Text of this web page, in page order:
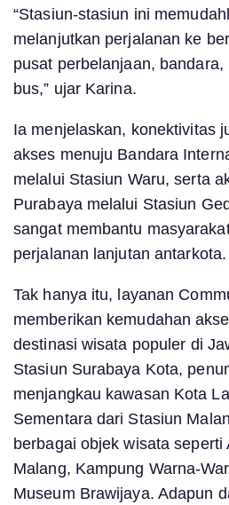
“Stasiun-stasiun ini
melanjutkan perjalanan ke
pusat perbelanjaan, bandara,
bus,” ujar Karina.
Ia menjelaskan, konektivitas
akses menuju Bandara
melalui Stasiun Waru, serta
Purabaya melalui Stasiun
sangat membantu
perjalanan lanjutan antarkota.
Tak hanya itu, layanan
memberikan kemudahan
destinasi wisata populer di
Stasiun Surabaya Kota,
menjangkau kawasan Kota
Sementara dari Stasiun
berbagai objek wisata seperti
Malang, Kampung Warna-
Museum Brawijaya. Adapun